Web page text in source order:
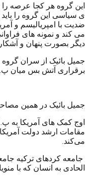
این گروه هر کجا عرصه
ی سیاسی این گروه را
ضدیت با امپریالیسم و
می کند و نمونه های
دیگر بصورت پنهان و
برقراری آتش بس میان
جمیل بائیک در همین
اوج کمک های آمریکا به
مقامات ارشد دولت
می‌کند.
جامعه کردهای ترکیه
الحادی به انسان که با